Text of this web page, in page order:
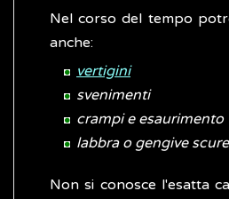
Nel corso del tempo
anche:
vertigini
svenimenti
crampi e esaurimento
labbra o gengive scure
Non si conosce l'esatta